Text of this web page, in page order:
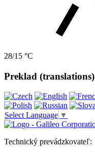
28/15 °C
Preklad (translations)
Select Language ▼
Technický prevádzkovateľ: